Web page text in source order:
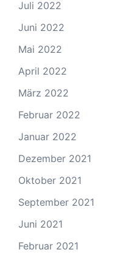
Juli 2022
Juni 2022
Mai 2022
April 2022
März 2022
Februar 2022
Januar 2022
Dezember 2021
Oktober 2021
September 2021
Juni 2021
Februar 2021